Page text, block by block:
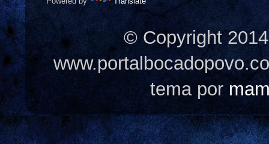
© Copyright
tema por